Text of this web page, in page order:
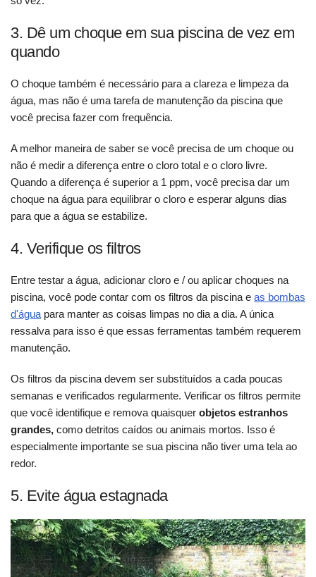
3. Dê um choque em sua piscina de vez em
quando
O choque também é necessário para a clareza e limpeza da
água, mas não é uma tarefa de manutenção da piscina que
você precisa fazer com frequência.
A melhor maneira de saber se você precisa de um choque ou
não é medir a diferença entre o cloro total e o cloro livre.
Quando a diferença é superior a 1 ppm, você precisa dar um
choque na água para equilibrar o cloro e esperar alguns dias
para que a água se estabilize.
4. Verifique os filtros
Entre testar a água, adicionar cloro e / ou aplicar choques na
piscina, você pode contar com os filtros da piscina e as bombas
d'água para manter as coisas limpas no dia a dia. A única
ressalva para isso é que essas ferramentas também requerem
manutenção.
Os filtros da piscina devem ser substituídos a cada poucas
semanas e verificados regularmente. Verificar os filtros permite
que você identifique e remova quaisquer objetos estranhos
grandes, como detritos caídos ou animais mortos. Isso é
especialmente importante se sua piscina não tiver uma tela ao
redor.
5. Evite água estagnada